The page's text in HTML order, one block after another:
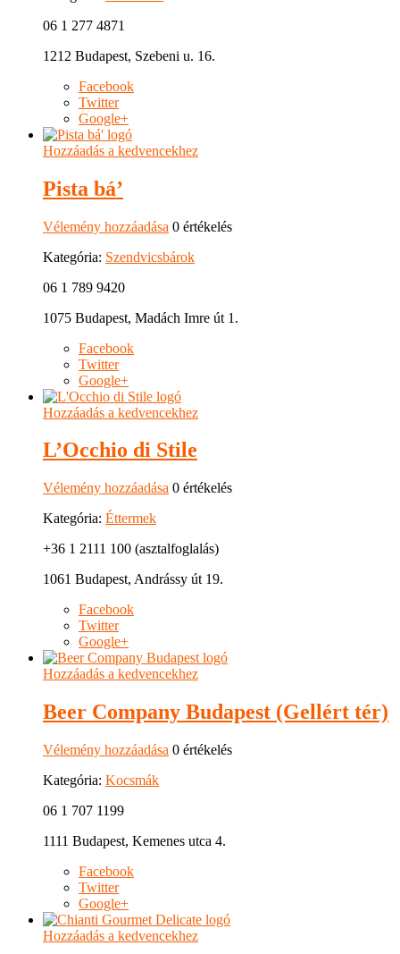
06 1 277 4871
1212 Budapest, Szebeni u. 16.
Facebook
Twitter
Google+
Hozzáadás a kedvencekhez
Pista bá’
Vélemény hozzáadása 0 értékelés
Kategória: Szendvicsbárok
06 1 789 9420
1075 Budapest, Madách Imre út 1.
Facebook
Twitter
Google+
Hozzáadás a kedvencekhez
L’Occhio di Stile
Vélemény hozzáadása 0 értékelés
Kategória: Éttermek
+36 1 2111 100 (asztalfoglalás)
1061 Budapest, Andrássy út 19.
Facebook
Twitter
Google+
Hozzáadás a kedvencekhez
Beer Company Budapest (Gellért tér)
Vélemény hozzáadása 0 értékelés
Kategória: Kocsmák
06 1 707 1199
1111 Budapest, Kemenes utca 4.
Facebook
Twitter
Google+
Hozzáadás a kedvencekhez